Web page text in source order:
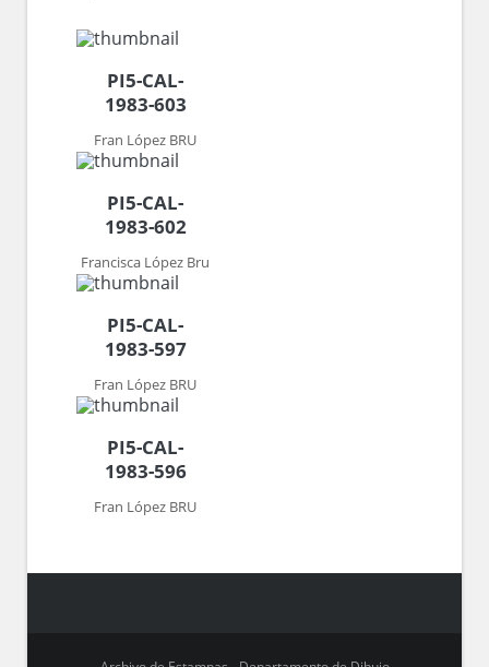
PI5-CAL-
1983-603
Fran López BRU
PI5-CAL-
1983-602
Francisca López Bru
PI5-CAL-
1983-597
Fran López BRU
PI5-CAL-
1983-596
Fran López BRU